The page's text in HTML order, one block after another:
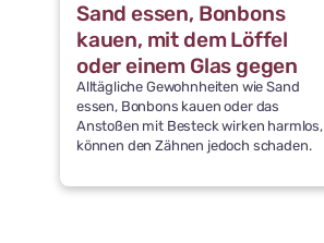
Sand essen, Bonbons
kauen, mit dem Löffel
oder einem Glas gegen
die Zähne stoßen: Was
schädigt die Zähne
Alltägliche Gewohnheiten wie Sand
essen, Bonbons kauen oder das
Anstoßen mit Besteck wirken harmlos,
können den Zähnen jedoch schaden.